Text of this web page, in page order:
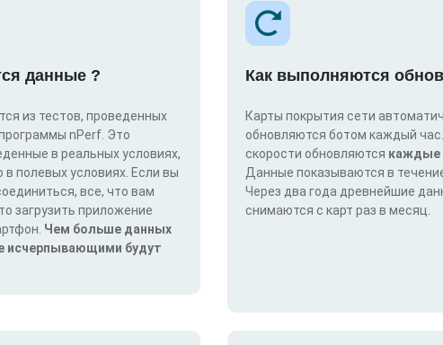
данные ?
из тестов, проведенных
nPerf. Это
в реальных условиях,
полевых условиях. Если вы
все, что вам
загрузить приложение
Чем больше данных
исчерпывающими будут
Как выполняются
Карты покрытия сети
обновляются ботом каждый
скорости обновляются каждые
Данные показываются в
Через два года древнейшие
снимаются с карт раз в месяц.